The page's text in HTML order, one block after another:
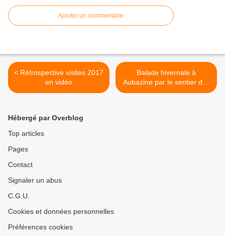
Ajouter un commentaire
< Rétrospective visites 2017
en vidéo
Balade hivernale à
Aubazine par le sentier des
anciens moulins >
Hébergé par Overblog
Top articles
Pages
Contact
Signaler un abus
C.G.U.
Cookies et données personnelles
Préférences cookies